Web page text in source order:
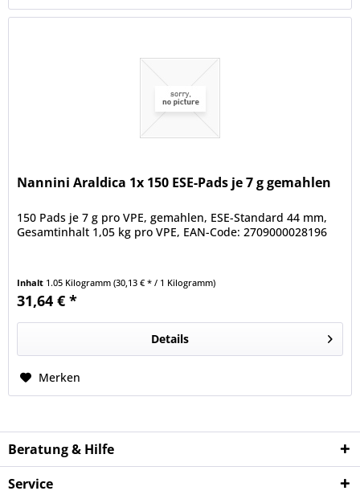
Nannini Araldica 1x 150 ESE-Pads je 7 g gemahlen
150 Pads je 7 g pro VPE, gemahlen, ESE-Standard 44 mm,
Gesamtinhalt 1,05 kg pro VPE, EAN-Code: 2709000028196
Inhalt 1.05 Kilogramm(30,13 € * / 1 Kilogramm)
31,64 € *
Details
Merken
Beratung & Hilfe
Service